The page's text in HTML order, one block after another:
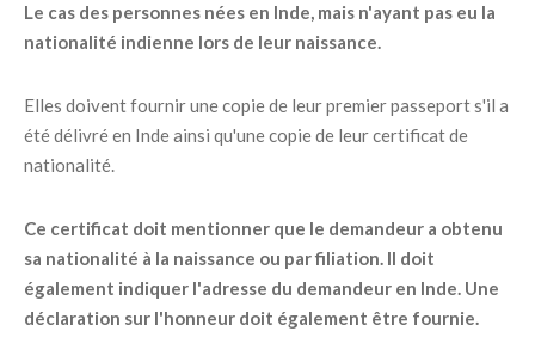
Le cas des personnes nées en Inde, mais n'ayant pas eu la
nationalité indienne lors de leur naissance.
Elles doivent fournir une copie de leur premier passeport s'il a
été délivré en Inde ainsi qu'une copie de leur certificat de
nationalité.
Ce certificat doit mentionner que le demandeur a obtenu
sa nationalité à la naissance ou par filiation. Il doit
également indiquer l'adresse du demandeur en Inde. Une
déclaration sur l'honneur doit également être fournie.